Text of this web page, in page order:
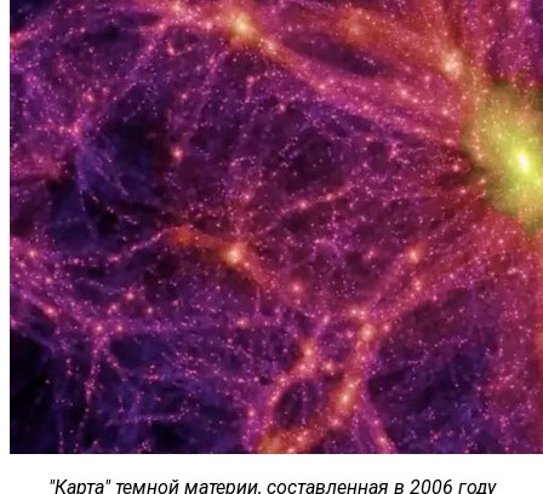
"Карта" темной материи, составленная в 2006 году